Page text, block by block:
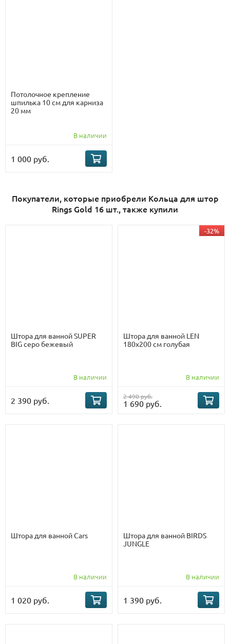
Потолочное крепление
шпилька 10 см для карниза
20 мм
В наличии
1 000 руб.
Покупатели, которые приобрели Кольца для штор
Rings Gold 16 шт., также купили
Штора для ванной SUPER
BIG серо бежевый
В наличии
2 390 руб.
-32%
Штора для ванной LEN
180х200 см голубая
В наличии
2 490 руб.
1 690 руб.
Штора для ванной Cars
В наличии
1 020 руб.
Штора для ванной BIRDS
JUNGLE
В наличии
1 390 руб.